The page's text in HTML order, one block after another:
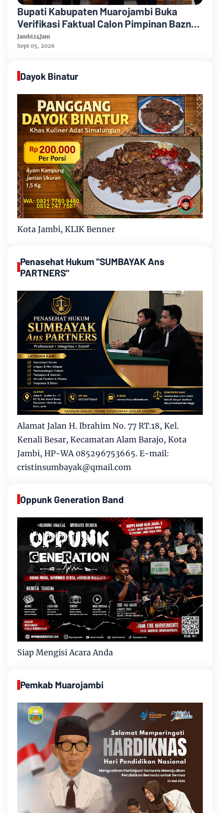
Bupati Kabupaten Muarojambi Buka
Verifikasi Faktual Calon Pimpinan Baznas
Tahun 2026-2031
Jambi24Jam
Sept 05, 2026
Dayok Binatur
Kota Jambi, KLIK Benner
Penasehat Hukum "SUMBAYAK Ans
PARTNERS"
Alamat Jalan H. Ibrahim No. 77 RT.18, Kel.
Kenali Besar, Kecamatan Alam Barajo, Kota
Jambi, HP-WA 085296753665. E-mail:
cristinsumbayak@qmail.com
Oppunk Generation Band
Siap Mengisi Acara Anda
Pemkab Muarojambi